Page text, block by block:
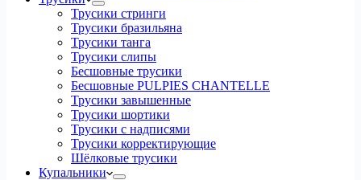
Трусики стринги
Трусики бразильяна
Трусики танга
Трусики слипы
Бесшовные трусики
Бесшовные PULPIES CHANTELLE
Трусики завышенные
Трусики шортики
Трусики с надписями
Трусики корректирующие
Шёлковые трусики
Купальники